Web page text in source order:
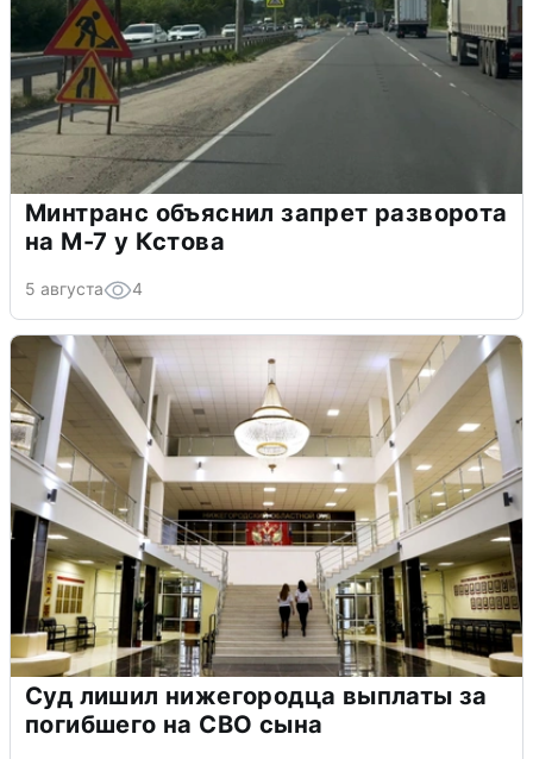
Минтранс объяснил запрет разворота
на М-7 у Кстова
5 августа 4
Суд лишил нижегородца выплаты за
погибшего на СВО сына